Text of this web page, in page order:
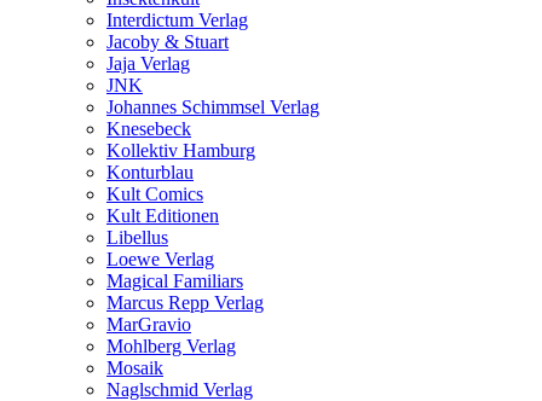
Interdictum Verlag
Jacoby & Stuart
Jaja Verlag
JNK
Johannes Schimmsel Verlag
Knesebeck
Kollektiv Hamburg
Konturblau
Kult Comics
Kult Editionen
Libellus
Loewe Verlag
Magical Familiars
Marcus Repp Verlag
MarGravio
Mohlberg Verlag
Mosaik
Naglschmid Verlag